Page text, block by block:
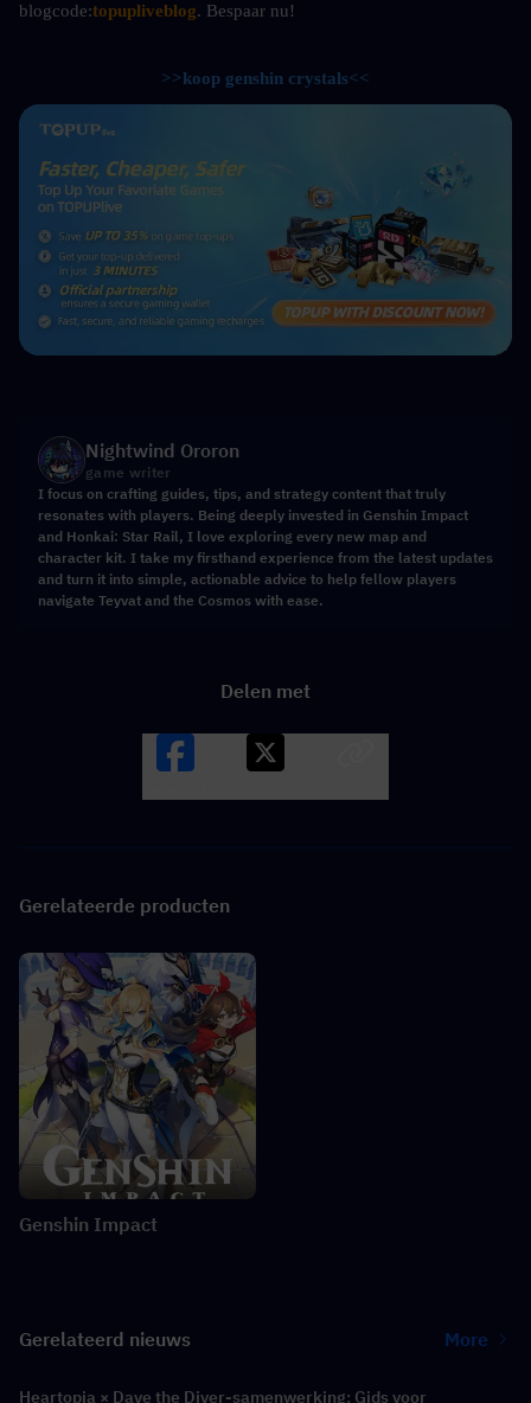
blogcode:topupliveblog. Bespaar nu!
>>koop genshin crystals<<
Nightwind Ororon
game writer
I focus on crafting guides, tips, and strategy content that truly
resonates with players. Being deeply invested in Genshin Impact
and Honkai: Star Rail, I love exploring every new map and
character kit. I take my firsthand experience from the latest updates
and turn it into simple, actionable advice to help fellow players
navigate Teyvat and the Cosmos with ease.
Delen met
Gerelateerde producten
Genshin Impact
Gerelateerd nieuws More
Heartopia × Dave the Diver-samenwerking: Gids voor